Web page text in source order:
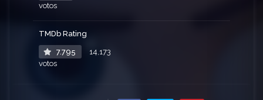
votos
TMDb Rating
7.795
14,173
votos